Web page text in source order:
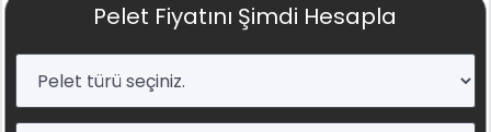
Pelet Fiyatını Şimdi Hesapla